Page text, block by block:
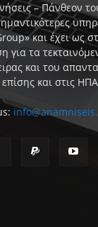
– Πάνθεον
και έχει ως
για τα
και του
και στις